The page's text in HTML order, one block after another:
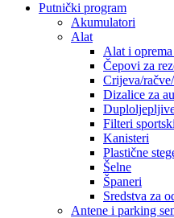
Putnički program
Akumulatori
Alat
Alat i oprema
Čepovi za
Crijeva/
Dizalice za
Filteri sportski
Kanisteri
Plastične
Šelne
Španeri
Sredstva za
Antene i parking